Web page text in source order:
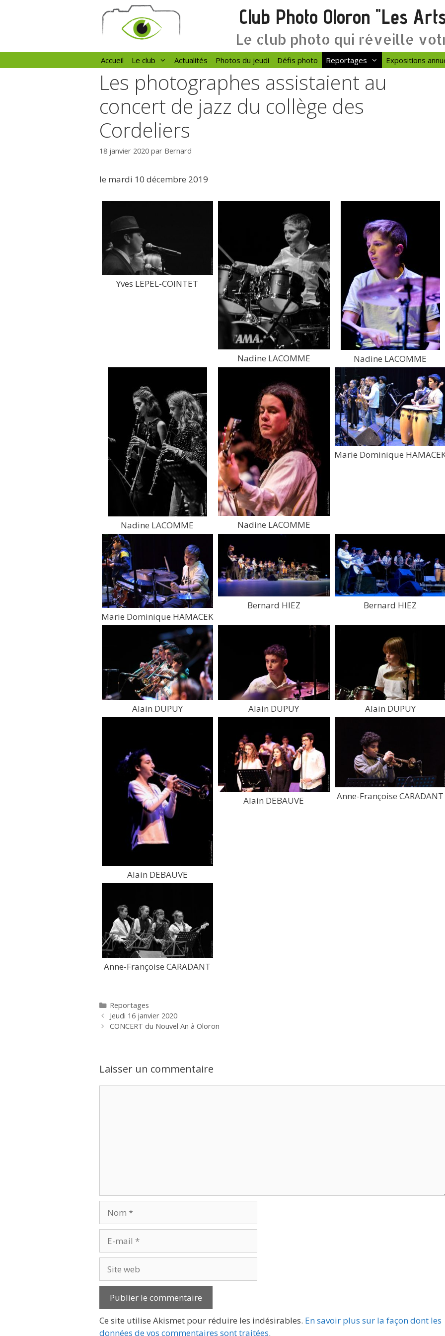
Club Photo Oloron "Les
Le club photo qui réveille
Accueil Le club Actualités Photos du jeudi Défis photo Reportages Expositions
Les photographes assistaient au
concert de jazz du collège des
Cordeliers
18 janvier 2020 par Bernard
le mardi 10 décembre 2019
Yves LEPEL-COINTET
Nadine LACOMME Nadine LACOMME
Nadine LACOMME Nadine LACOMME
Marie Dominique
Marie Dominique HAMACEK
Bernard HIEZ Bernard HIEZ
Alain DUPUY Alain DUPUY Alain DUPUY
Alain DEBAUVE
Alain DEBAUVE Anne-Françoise CARADANT
Anne-Françoise CARADANT
Catégories
Reportages
Jeudi 16 janvier 2020
CONCERT du Nouvel An à Oloron
Laisser un commentaire
mail
web
Ce site utilise Akismet pour réduire les indésirables. En savoir plus sur la façon dont les
données de vos commentaires sont traitées.